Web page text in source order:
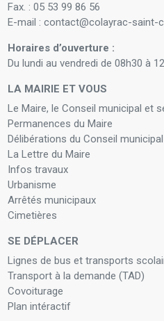
Fax. : 05 53 99 86 56
E-mail : contact@colayrac-saint-
Horaires d’ouverture :
Du lundi au vendredi de 08h30 à
LA MAIRIE ET VOUS
Le Maire, le Conseil municipal et
Permanences du Maire
Délibérations du Conseil municipal
La Lettre du Maire
Infos travaux
Urbanisme
Arrêtés municipaux
Cimetières
SE DÉPLACER
Lignes de bus et transports
Transport à la demande (TAD)
Covoiturage
Plan intéractif